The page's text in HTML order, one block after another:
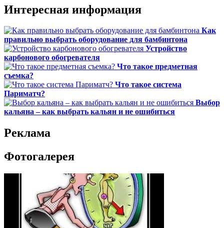
Интересная информация
Как
правильно выбрать оборудование для бамбинтона
Устройство
карбонового обогревателя
Что такое предметная
съемка?
Что такое система
Париматч?
Выбор
кальяна – как выбрать кальян и не ошибиться
Реклама
Фотогалерея